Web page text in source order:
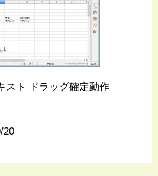
スト ドラッグ確定動作
20